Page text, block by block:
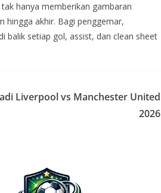
hanya memberikan gambaran
hingga akhir. Bagi penggemar,
balik setiap gol, assist, dan clean sheet
Liverpool vs Manchester United
2026